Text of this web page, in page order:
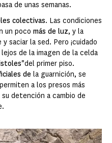
de unas semanas.
colectivas. Las condiciones
un poco más de luz, y la
saciar la sed. Pero ¡cuidado
de la imagen de la celda
del primer piso.
de la guarnición, se
a los presos más
detención a cambio de